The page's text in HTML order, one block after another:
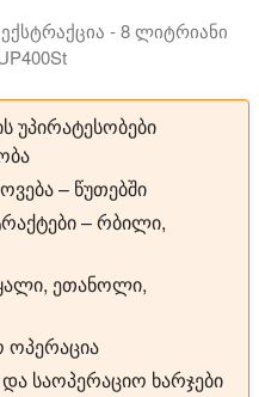
- 8 ლიტრიანი
უპირატესობები
– წუთებში
– რბილი,
ეთანოლი,
ოპერაცია
საოპერაციო ხარჯები